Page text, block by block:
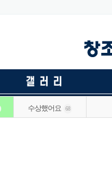
수상했어요 68